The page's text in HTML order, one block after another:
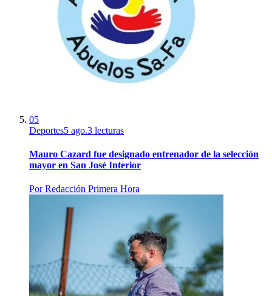
05
Deportes5 ago.3 lecturas
Mauro Cazard fue designado entrenador de la selección
mayor en San José Interior
PorRedacción Primera Hora